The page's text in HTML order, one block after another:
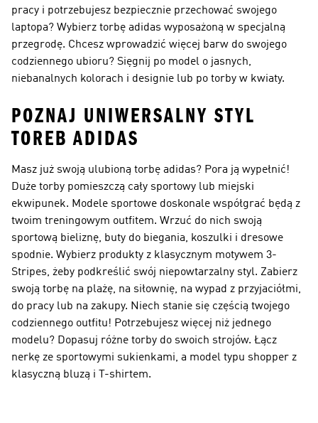
pracy i potrzebujesz bezpiecznie przechować swojego
laptopa? Wybierz torbę adidas wyposażoną w specjalną
przegrodę. Chcesz wprowadzić więcej barw do swojego
codziennego ubioru? Sięgnij po model o jasnych,
niebanalnych kolorach i designie lub po torby w kwiaty.
POZNAJ UNIWERSALNY STYL
TOREB ADIDAS
Masz już swoją ulubioną torbę adidas? Pora ją wypełnić!
Duże torby pomieszczą cały sportowy lub miejski
ekwipunek. Modele sportowe doskonale współgrać będą z
twoim treningowym outfitem. Wrzuć do nich swoją
sportową bieliznę, buty do biegania, koszulki i dresowe
spodnie. Wybierz produkty z klasycznym motywem 3-
Stripes, żeby podkreślić swój niepowtarzalny styl. Zabierz
swoją torbę na plażę, na siłownię, na wypad z przyjaciółmi,
do pracy lub na zakupy. Niech stanie się częścią twojego
codziennego outfitu! Potrzebujesz więcej niż jednego
modelu? Dopasuj różne torby do swoich strojów. Łącz
nerkę ze sportowymi sukienkami, a model typu shopper z
klasyczną bluzą i T-shirtem.